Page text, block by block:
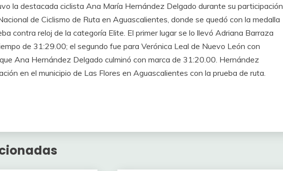
la destacada ciclista Ana María Hernández Delgado durante su participación
de Ciclismo de Ruta en Aguascalientes, donde se quedó con la medalla
contra reloj de la categoría Elite. El primer lugar se lo llevó Adriana Barraza
de 31:29.00; el segundo fue para Verónica Leal de Nuevo León con
Ana Hernández Delgado culminó con marca de 31:20.00. Hernández
en el municipio de Las Flores en Aguascalientes con la prueba de ruta.